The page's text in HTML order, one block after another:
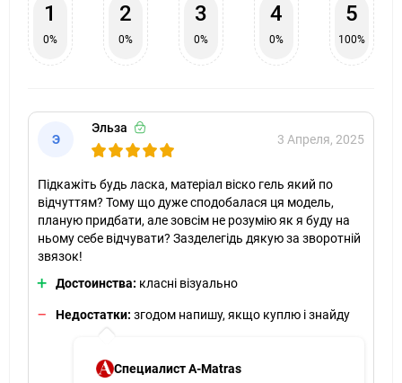
1
0%
2
0%
3
0%
4
0%
5
100%
Э
Эльза
3 Апреля, 2025
Підкажіть будь ласка, матеріал віско гель який по
відчуттям? Тому що дуже сподобалася ця модель,
планую придбати, але зовсім не розумію як я буду на
ньому себе відчувати? Зазделегідь дякую за зворотній
звязок!
Достоинства: класні візуально
Недостатки: згодом напишу, якщо куплю і знайду
Специалист A-Matras